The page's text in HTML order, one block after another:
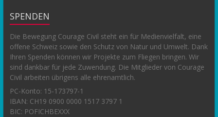
SPENDEN
Die Bewegung Courage Civil steht ein für Medienvielfalt, eine
offene Schweiz sowie den Schutz von Natur und Umwelt. Dank
Ihren Spenden können wir Projekte zum Fliegen bringen. Wir
sind dankbar für jede Zuwendung. Die Mitglieder von Courage
Civil arbeiten übrigens alle ehrenamtlich.
PC-Konto: 15-173797-1
IBAN: CH19 0900 0000 1517 3797 1
BIC: POFICHBEXXX